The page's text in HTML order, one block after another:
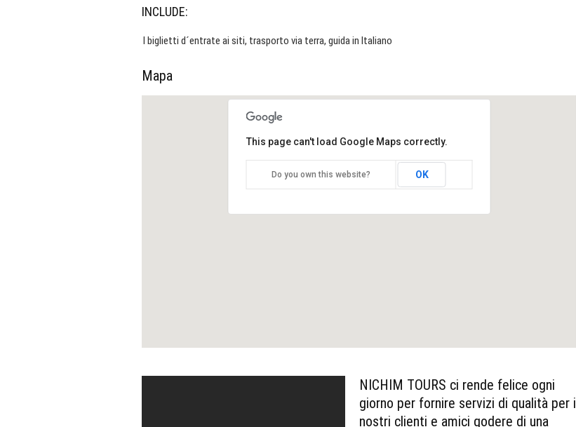
INCLUDE:
I biglietti d´entrate ai siti, trasporto via terra, guida in Italiano
Mapa
TOUR AI VILLAGGI E CAPELLE D´
INDIOS IN OAXACA
This page can't load Google Maps correctly.
Do you own this website? OK
NICHIM TOURS ci rende felice ogni
giorno per fornire servizi di qualità per i
nostri clienti e amici godere di una